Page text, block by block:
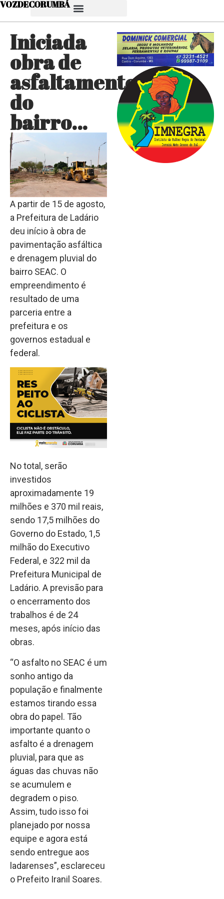
VOZDECORUMBÁ
Iniciada
obra de
asfaltamento
do
bairro…
A partir de 15 de agosto,
a Prefeitura de Ladário
deu início à obra de
pavimentação asfáltica
e drenagem pluvial do
bairro SEAC. O
empreendimento é
resultado de uma
parceria entre a
prefeitura e os
governos estadual e
federal.
No total, serão
investidos
aproximadamente 19
milhões e 370 mil reais,
sendo 17,5 milhões do
Governo do Estado, 1,5
milhão do Executivo
Federal, e 322 mil da
Prefeitura Municipal de
Ladário. A previsão para
o encerramento dos
trabalhos é de 24
meses, após início das
obras.
“O asfalto no SEAC é um
sonho antigo da
população e finalmente
estamos tirando essa
obra do papel. Tão
importante quanto o
asfalto é a drenagem
pluvial, para que as
águas das chuvas não
se acumulem e
degradem o piso.
Assim, tudo isso foi
planejado por nossa
equipe e agora está
sendo entregue aos
ladarenses”, esclareceu
o Prefeito Iranil Soares.